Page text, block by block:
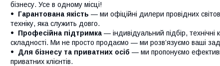
бізнесу. Усе в одному місці!
Гарантована якість — ми офіційні дилери провідних
техніку, яка служить довго.
Професійна підтримка — індивідуальний підбір, технічні
складності. Ми не просто продаємо — ми розв’язуємо ваші
Для бізнесу та приватних осіб — ми пропонуємо
приватних клієнтів.